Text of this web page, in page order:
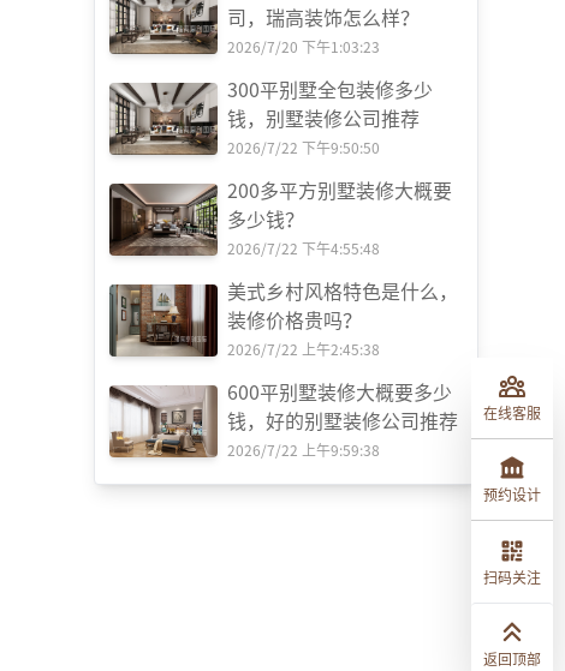
司，瑞高装饰怎么样？
2026/7/20 下午1:03:23
300平别墅全包装修多少
钱，别墅装修公司推荐
2026/7/22 下午9:50:50
200多平方别墅装修大概要
多少钱？
2026/7/22 下午4:55:48
美式乡村风格特色是什么，
装修价格贵吗？
2026/7/22 上午2:45:38
600平别墅装修大概要多少
钱，好的别墅装修公司推荐
2026/7/22 上午9:59:38
在线客服
预约设计
扫码关注
返回顶部